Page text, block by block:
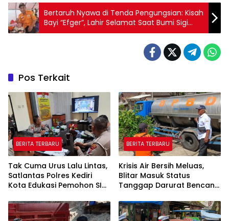
Bertaruh Nyawa di Tenda Pengungsian: Kisah
Bayi “Efger”, Lahir Selamat Saat Bumi Sigi
Terbelah
Pos Terkait
BERITA TERBARU
Tak Cuma Urus Lalu Lintas,
Satlantas Polres Kediri
Kota Edukasi Pemohon SIM
Pelatihan AI
BERITA TERBARU
Krisis Air Bersih Meluas,
Blitar Masuk Status
Tanggap Darurat Bencana